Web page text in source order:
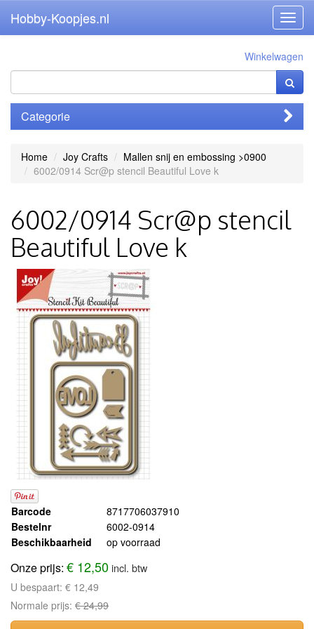
Hobby-Koopjes.nl
Winkelwagen
Categorie
Home Joy Crafts
Mallen snij en embossing >0900
6002/0914 Scr@p stencil Beautiful Love k
6002/0914 Scr@p stencil
Beautiful Love k
Barcode
8717706037910
Bestelnr
6002-0914
Beschikbaarheid
op voorraad
Onze prijs: € 12,50incl. btw
U bespaart: € 12,49
Normale prijs: € 24,99